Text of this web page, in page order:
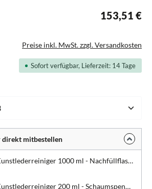
153,51 €
Preise inkl. MwSt. zzgl. Versandkosten
Sofort verfügbar, Lieferzeit: 14 Tage
mitbestellen
DentaClean Kunstlederreiniger 1000 ml - Nachfüllflasche
DentaClean Kunstlederreiniger 200 ml - Schaumspenderflasche